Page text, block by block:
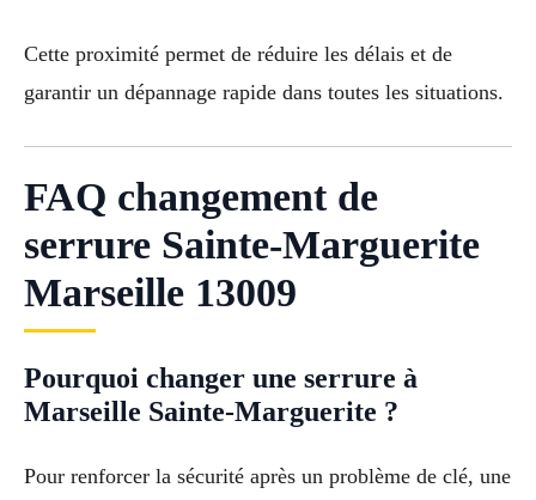
Cette proximité permet de réduire les délais et de
garantir un dépannage rapide dans toutes les situations.
FAQ changement de
serrure Sainte-Marguerite
Marseille 13009
Pourquoi changer une serrure à
Marseille Sainte-Marguerite ?
Pour renforcer la sécurité après un problème de clé, une